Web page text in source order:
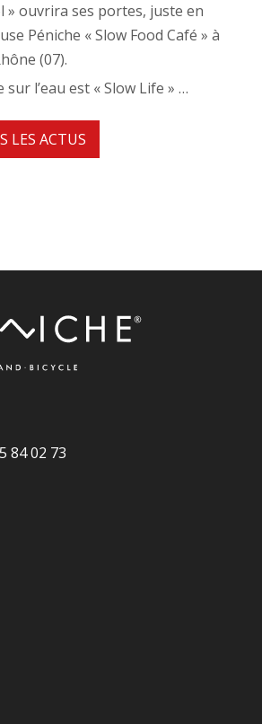
» ouvrira ses portes, juste en
Péniche « Slow Food Café » à
(07).
sur l’eau est « Slow Life » …
LES ACTUS
84 02 73‬